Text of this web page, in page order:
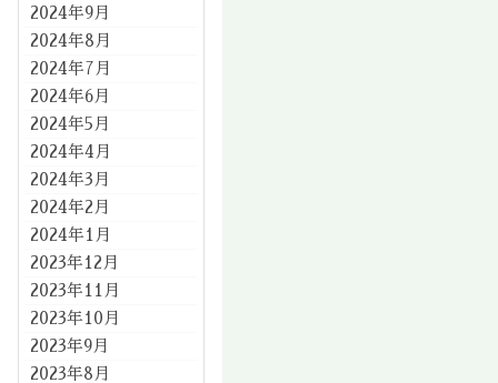
2024年9月
2024年8月
2024年7月
2024年6月
2024年5月
2024年4月
2024年3月
2024年2月
2024年1月
2023年12月
2023年11月
2023年10月
2023年9月
2023年8月